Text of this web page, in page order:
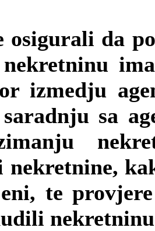
osigurali da
nekretninu
izmedju
saradnju sa
nekretnine,
te